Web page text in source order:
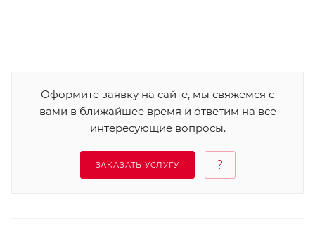
Оформите заявку на сайте, мы свяжемся с
вами в ближайшее время и ответим на все
интересующие вопросы.
ЗАКАЗАТЬ УСЛУГУ